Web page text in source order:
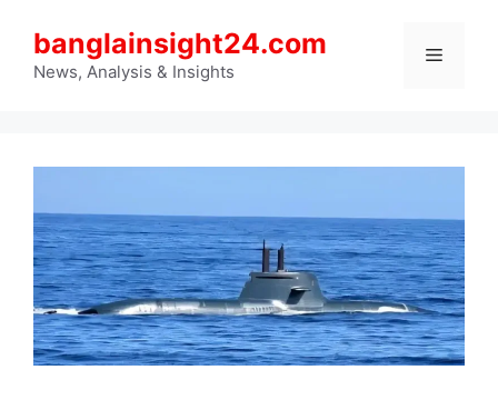
content
banglainsight24.com
News, Analysis & Insights
Menu